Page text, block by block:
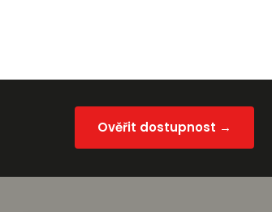
Ověřit dostupnost →